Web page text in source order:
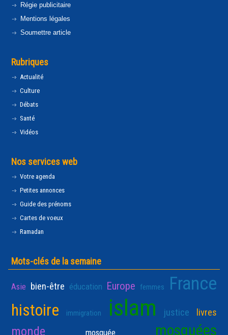
Régie publicitaire
Mentions légales
Soumettre article
Rubriques
Actualité
Culture
Débats
Santé
Vidéos
Nos services web
Votre agenda
Petites annonces
Guide des prénoms
Cartes de voeux
Ramadan
Mots-clés de la semaine
Asie bien-être éducation Europe femmes France
histoire immigration islam justice livres
monde mosquée mosquées